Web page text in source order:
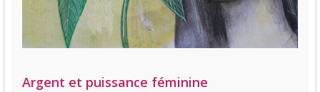
Argent et puissance féminine